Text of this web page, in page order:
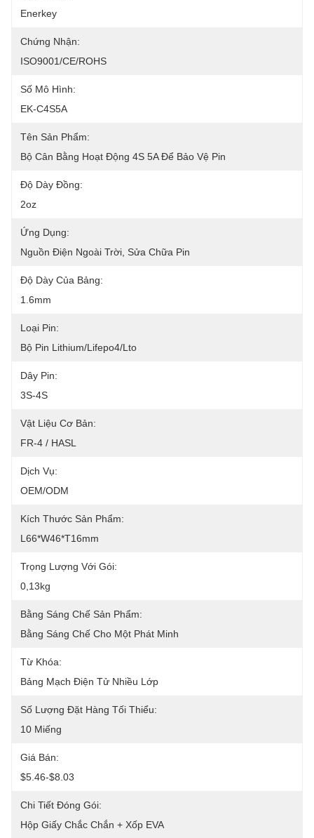
Enerkey
Chứng Nhận:
ISO9001/CE/ROHS
Số Mô Hình:
EK-C4S5A
Tên Sản Phẩm:
Bộ Cân Bằng Hoạt Động 4S 5A Để Bảo Vệ Pin
Độ Dày Đồng:
2oz
Ứng Dụng:
Nguồn Điện Ngoài Trời, Sửa Chữa Pin
Độ Dày Của Bảng:
1.6mm
Loại Pin:
Bộ Pin Lithium/Lifepo4/Lto
Dây Pin:
3S-4S
Vật Liệu Cơ Bản:
FR-4 / HASL
Dịch Vụ:
OEM/ODM
Kích Thước Sản Phẩm:
L66*W46*T16mm
Trọng Lượng Với Gói:
0,13kg
Bằng Sáng Chế Sản Phẩm:
Bằng Sáng Chế Cho Một Phát Minh
Từ Khóa:
Bảng Mạch Điện Tử Nhiều Lớp
Số Lượng Đặt Hàng Tối Thiểu:
10 Miếng
Giá Bán:
$5.46-$8.03
Chi Tiết Đóng Gói:
Hộp Giấy Chắc Chắn + Xốp EVA